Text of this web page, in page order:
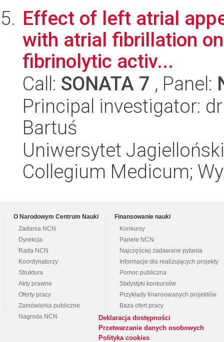
Effect of left atrial
with atrial fibrillation
fibrinolytic activ...
Call: SONATA 7 , Panel:
Principal investigator:
Bartuś
Uniwersytet
Collegium Medicum;
O Narodowym Centrum Nauki
Zadania NCN
Dyrekcja
Rada NCN
Koordynatorzy
Struktura
Akty prawne
Oferty pracy
Zamówienia publiczne
Nagroda NCN
Finansowanie nauki
Konkursy
Panele NCN
Najczęściej zadawane pytania
Informacje dla realizujących projekty
Pomoc publiczna
Statystyki konkursów
Przykłady finansowanych projektów
Baza ofert pracy
Deklaracja dostępności
Przetwarzanie danych osobowych
Polityka cookies